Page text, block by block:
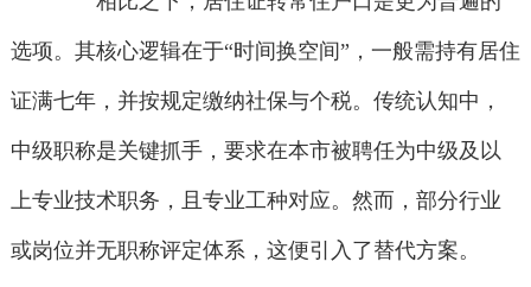
选项。其核心逻辑在于“时间换空间”，一般需持有居住
证满七年，并按规定缴纳社保与个税。传统认知中，
中级职称是关键抓手，要求在本市被聘任为中级及以
上专业技术职务，且专业工种对应。然而，部分行业
或岗位并无职称评定体系，这便引入了替代方案。